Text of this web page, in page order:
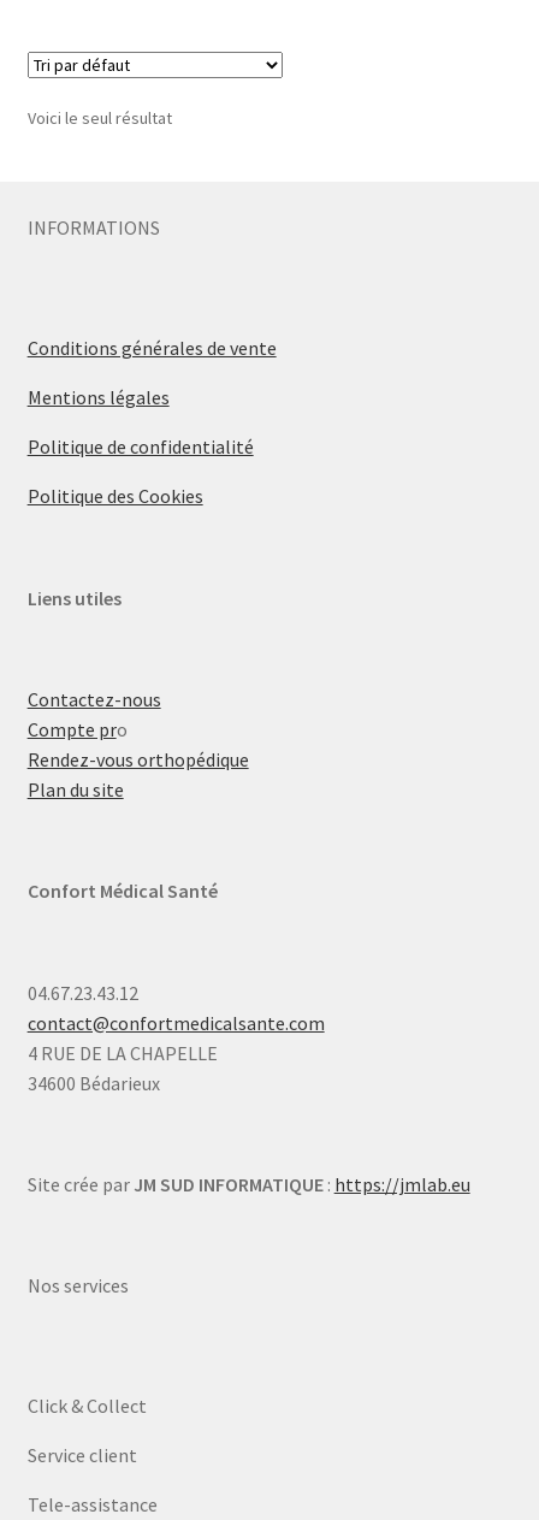
Voici le seul résultat
INFORMATIONS
Conditions générales de vente
Mentions légales
Politique de confidentialité
Politique des Cookies
Liens utiles
Contactez-nous
Compte pro
Rendez-vous orthopédique
Plan du site
Confort Médical Santé
04.67.23.43.12
contact@confortmedicalsante.com
4 RUE DE LA CHAPELLE
34600 Bédarieux
Site crée par JM SUD INFORMATIQUE: https://jmlab.eu
Nos services
Click & Collect
Service client
Tele-assistance